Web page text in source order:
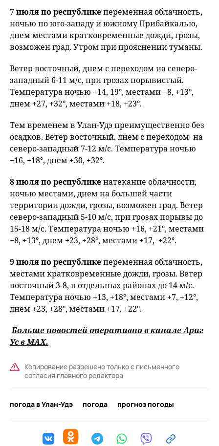
7 июляпо республикепеременная облачность,
ночью по юго-западу и южному Прибайкалью,
днем местами кратковременные дожди, грозы,
возможен град. Утром при прояснении туманы.
Ветер восточный, днем с переходом на северо-
западный 6-11 м/с, при грозах порывистый.
Температура ночью +14, 19°, местами +8, +13°,
днем +27, +32°, местами +18, +23°.
Тем временем в Улан-Удэ преимущественно без
осадков. Ветер восточный, днем с переходом на
северо-западный 7-12 м/с. Температура ночью
+16, +18°, днем +30, +32°.
8 июляпо республикенатекание облачности,
ночью местами, днем на большей части
территории дожди, грозы, возможен град. Ветер
северо-западный 5-10 м/с, при грозах порывы до
15-18 м/с. Температура ночью +16, +21°, местами
+8, +13°, днем +23, +28°, местами +17, +22°.
9 июляпо республикепеременная облачность,
местами кратковременные дожди, грозы. Ветер
восточный 3-8, в отдельных районах до 14 м/с.
Температура ночью +13, +18°, местами +7, +12°,
днем +23, +28°, местами +17, +22°.
Больше новостей оперативно в канале Ариг
Ус вMAХ.
Копирование разрешено только с письменного
согласия главного редактора
погода в Улан-Удэ погода прогноз погоды